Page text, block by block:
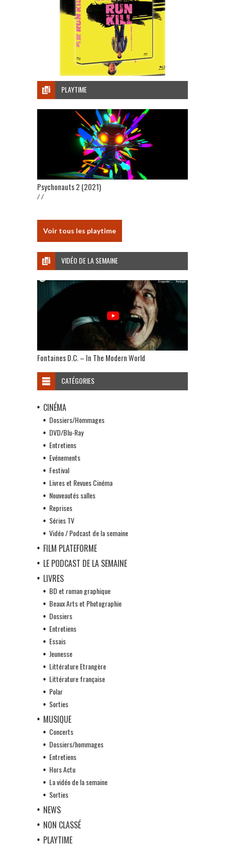
PLAYTIME
Psychonauts 2 (2021)
/ /
Voir tous les playtime
VIDÉO DE LA SEMAINE
Fontaines D.C. – In The Modern World
CATÉGORIES
CINÉMA
Dossiers/Hommages
DVD/Blu-Ray
Entretiens
Evénements
Festival
Livres et Revues Cinéma
Nouveautés salles
Reprises
Séries TV
Vidéo / Podcast de la semaine
FILM PLATEFORME
LE PODCAST DE LA SEMAINE
LIVRES
BD et roman graphique
Beaux Arts et Photographie
Dossiers
Entretiens
Essais
Jeunesse
Littérature Etrangère
Littérature française
Polar
Sorties
MUSIQUE
Concerts
Dossiers/hommages
Entretiens
Hors Actu
La vidéo de la semaine
Sorties
NEWS
NON CLASSÉ
PLAYTIME